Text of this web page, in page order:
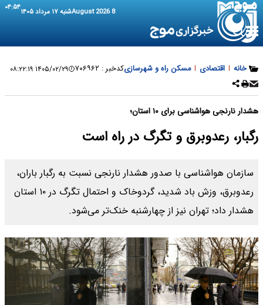
8 August 2026 شنبه ۱۷ مرداد ۱۴۰۵ ۰۴:۵۴
خانه | اقتصادی | مسکن راه و شهرسازیکدخبر : ۷۰۶۹۶۲ ۱۴۰۵/۰۲/۲۹ ۰۸:۲۲:۱۹
هشدار نارنجی هواشناسی برای ۱۰ استان؛
رگبار، رعدوبرق و تگرگ در راه است
سازمان هواشناسی با صدور هشدار نارنجی نسبت به رگبار باران،
رعدوبرق، وزش باد شدید، گردوخاک و احتمال تگرگ در ۱۰ استان
هشدار داد؛ تهران نیز از چهارشنبه خنک‌تر می‌شود.